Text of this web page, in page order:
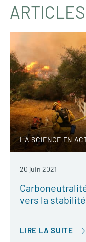
LA SCIENCE EN
20 juin 2021
vers la
LIRE LA SUITE